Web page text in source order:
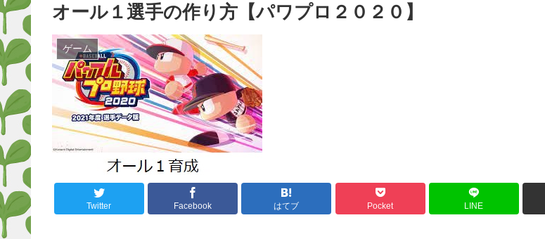
オール１選手の作り方【パワプロ２０２０】
ゲーム
Twitter Facebook はてブ Pocket LINE